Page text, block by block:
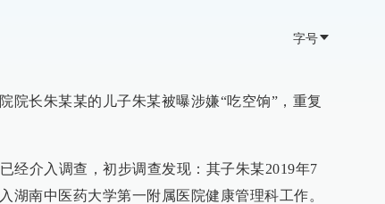
字号
院长朱某某的儿子朱某被曝涉嫌“吃空饷”，重复
经介入调查，初步调查发现：其子朱某2019年7
湖南中医药大学第一附属医院健康管理科工作。